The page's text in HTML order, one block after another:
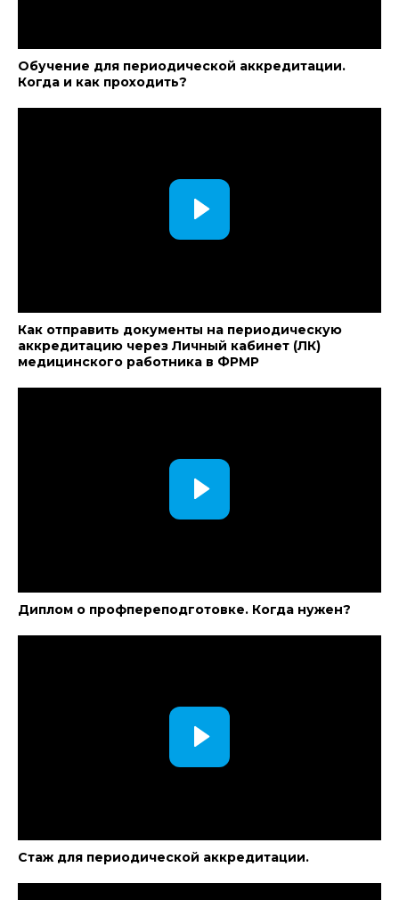
Обучение для периодической аккредитации.
Когда и как проходить?
Как отправить документы на периодическую
аккредитацию через Личный кабинет (ЛК)
медицинского работника в ФРМР
Диплом о профпереподготовке. Когда нужен?
Стаж для периодической аккредитации.